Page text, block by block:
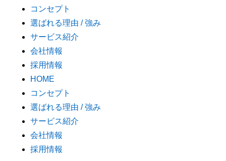
コンセプト
選ばれる理由 / 強み
サービス紹介
会社情報
採用情報
HOME
コンセプト
選ばれる理由 / 強み
サービス紹介
会社情報
採用情報